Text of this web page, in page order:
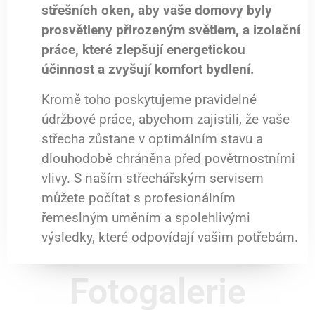
střešních oken, aby vaše domovy byly
prosvětleny přirozeným světlem, a izolační
práce, které zlepšují energetickou
účinnost a zvyšují komfort bydlení.
Kromě toho poskytujeme pravidelné
údržbové práce, abychom zajistili, že vaše
střecha zůstane v optimálním stavu a
dlouhodobě chráněna před povětrnostními
vlivy. S naším střechářským servisem
můžete počítat s profesionálním
řemeslným uměním a spolehlivými
výsledky, které odpovídají vašim potřebám.
Fotogalerie